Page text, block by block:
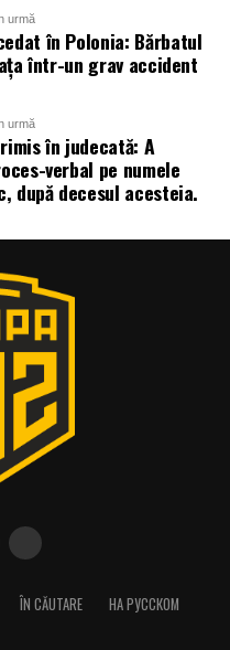
urmă
în Polonia: Bărbatul
într-un grav accident
urmă
în judecată: A
verbal pe numele
după decesul acesteia.
ÎN CĂUTARE НА РУССКОМ